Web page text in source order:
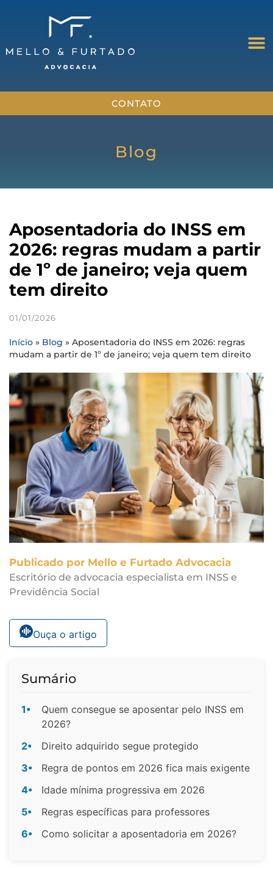
CONTATO
Blog
Aposentadoria do INSS em
2026: regras mudam a partir
de 1º de janeiro; veja quem
tem direito
01/01/2026
Início » Blog » Aposentadoria do INSS em 2026: regras
mudam a partir de 1º de janeiro; veja quem tem direito
Publicado por Mello e Furtado Advocacia
Escritório de advocacia especialista em INSS e
Previdência Social
Ouça o artigo
Sumário
1•
Quem consegue se aposentar pelo INSS em
2026?
2•
Direito adquirido segue protegido
3•
Regra de pontos em 2026 fica mais exigente
4•
Idade mínima progressiva em 2026
5•
Regras específicas para professores
6•
Como solicitar a aposentadoria em 2026?